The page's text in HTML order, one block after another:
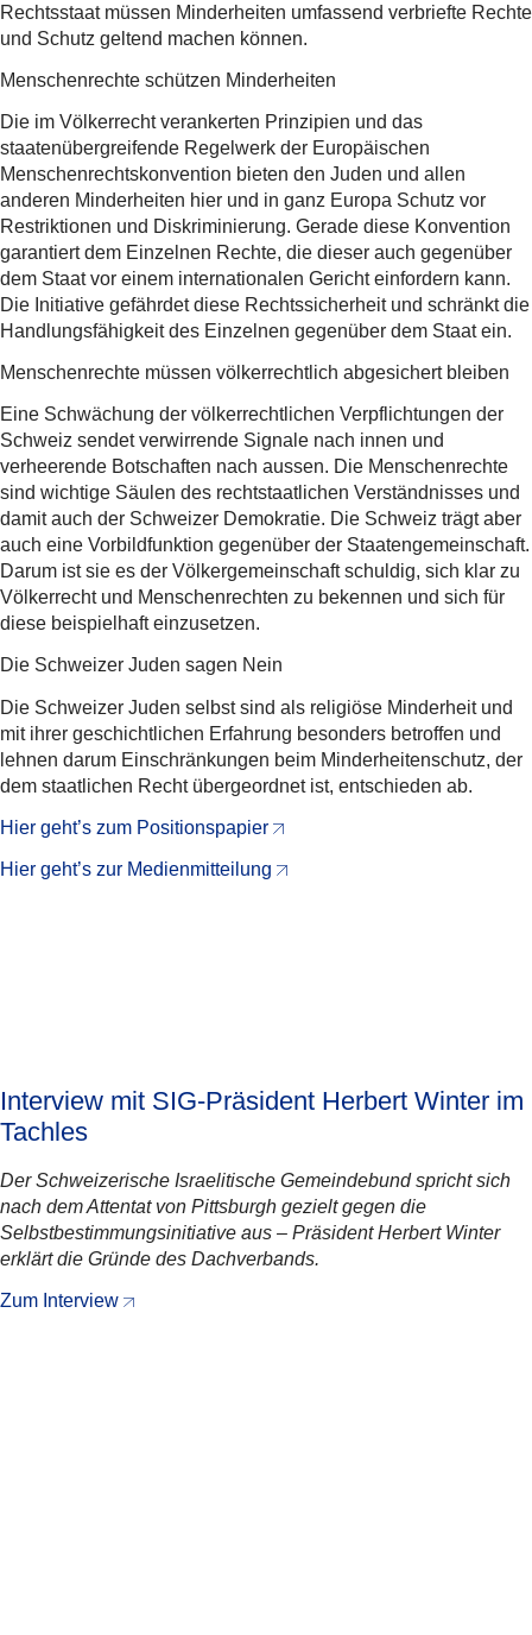
Rechtsstaat müssen Minderheiten umfassend verbriefte Rechte
und Schutz geltend machen können.
Menschenrechte schützen Minderheiten
Die im Völkerrecht verankerten Prinzipien und das
staatenübergreifende Regelwerk der Europäischen
Menschenrechtskonvention bieten den Juden und allen
anderen Minderheiten hier und in ganz Europa Schutz vor
Restriktionen und Diskriminierung. Gerade diese Konvention
garantiert dem Einzelnen Rechte, die dieser auch gegenüber
dem Staat vor einem internationalen Gericht einfordern kann.
Die Initiative gefährdet diese Rechtssicherheit und schränkt die
Handlungsfähigkeit des Einzelnen gegenüber dem Staat ein.
Menschenrechte müssen völkerrechtlich abgesichert bleiben
Eine Schwächung der völkerrechtlichen Verpflichtungen der
Schweiz sendet verwirrende Signale nach innen und
verheerende Botschaften nach aussen. Die Menschenrechte
sind wichtige Säulen des rechtstaatlichen Verständnisses und
damit auch der Schweizer Demokratie. Die Schweiz trägt aber
auch eine Vorbildfunktion gegenüber der Staatengemeinschaft.
Darum ist sie es der Völkergemeinschaft schuldig, sich klar zu
Völkerrecht und Menschenrechten zu bekennen und sich für
diese beispielhaft einzusetzen.
Die Schweizer Juden sagen Nein
Die Schweizer Juden selbst sind als religiöse Minderheit und
mit ihrer geschichtlichen Erfahrung besonders betroffen und
lehnen darum Einschränkungen beim Minderheitenschutz, der
dem staatlichen Recht übergeordnet ist, entschieden ab.
Hier geht’s zum Positionspapier
Hier geht’s zur Medienmitteilung
Interview mit SIG-Präsident Herbert Winter im
Tachles
Der Schweizerische Israelitische Gemeindebund spricht sich
nach dem Attentat von Pittsburgh gezielt gegen die
Selbstbestimmungsinitiative aus – Präsident Herbert Winter
erklärt die Gründe des Dachverbands.
Zum Interview